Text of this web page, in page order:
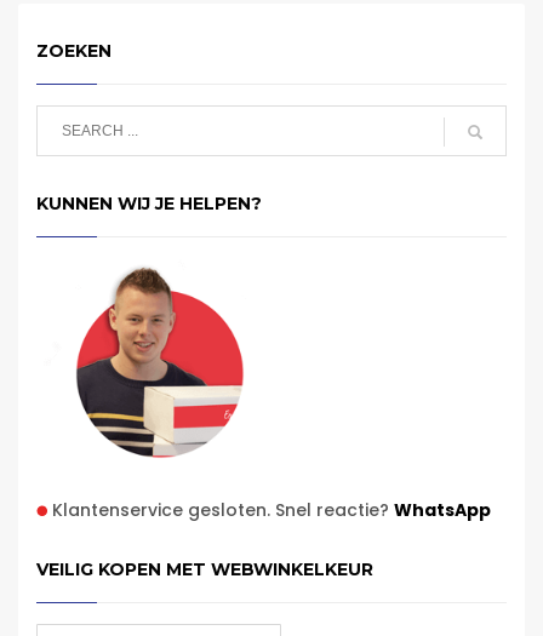
ZOEKEN
KUNNEN WIJ JE HELPEN?
Klantenservice gesloten. Snel reactie? WhatsApp
VEILIG KOPEN MET WEBWINKELKEUR